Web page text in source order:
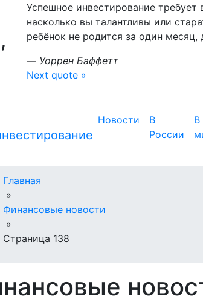
Успешное инвестирование
насколько вы талантливы или
ребёнок не родится за один
— Уоррен Баффетт
Next quote »
Новости
В
России
В
Главная
»
Финансовые новости
»
Страница 138